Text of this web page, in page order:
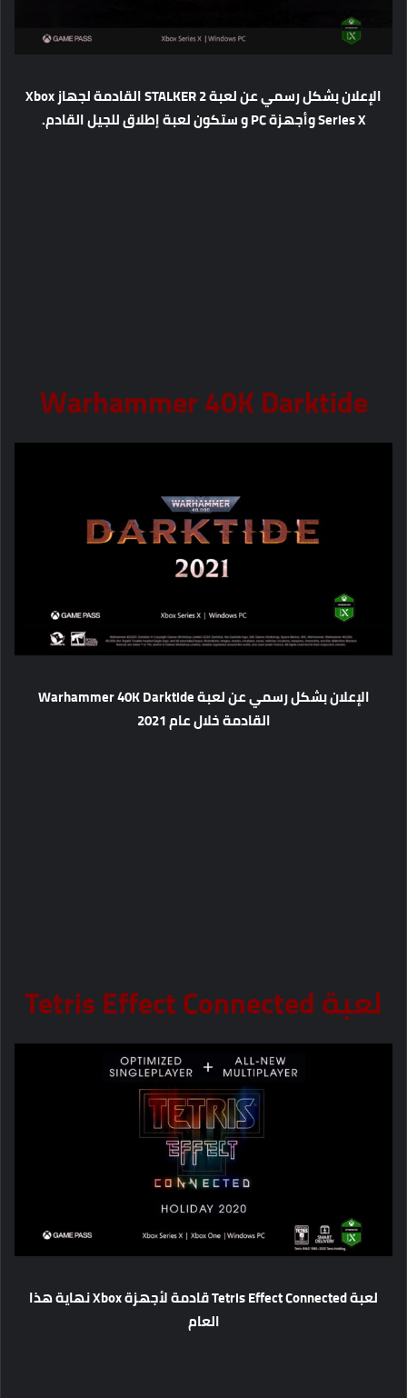
الإعلان بشكل رسمي عن لعبة STALKER 2 القادمة لجهاز Xbox
Series X وأجهزة PC و ستكون لعبة إطلاق للجيل القادم.
Warhammer 40K Darktide
الإعلان بشكل رسمي عن لعبة Warhammer 40K Darktide
القادمة خلال عام 2021
لعبة Tetris Effect Connected
لعبة Tetris Effect Connected قادمة لأجهزة Xbox نهاية هذا
العام